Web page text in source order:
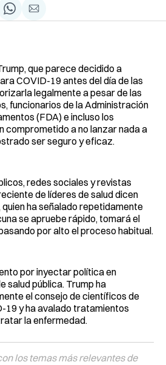
Share
on
Compartir
via
que parece decidido a
COVID-19 antes del día de las
legalmente a pesar de las
funcionarios de la Administración
(FDA) e incluso los
comprometido a no lanzar nada a
ser seguro y eficaz.
redes sociales y revistas
de líderes de salud dicen
ha señalado repetidamente
se apruebe rápido, tomará el
por alto el proceso habitual.
por inyectar política en
salud pública. Trump ha
el consejo de científicos de
19 y ha avalado tratamientos
la enfermedad.
los temas más relevantes de